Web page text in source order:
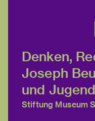
Denken,
Joseph
und
Stiftung Museum